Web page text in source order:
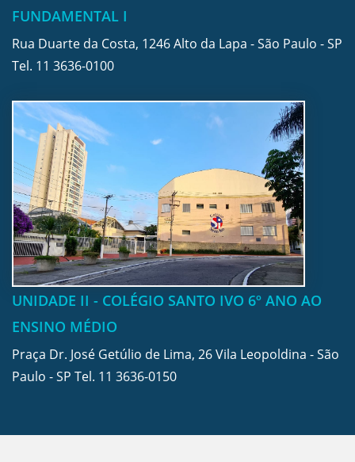
FUNDAMENTAL I
Rua Duarte da Costa, 1246 Alto da Lapa - São Paulo - SP
Tel. 11 3636-0100
UNIDADE II - COLÉGIO SANTO IVO 6º ANO AO
ENSINO MÉDIO
Praça Dr. José Getúlio de Lima, 26 Vila Leopoldina - São
Paulo - SP Tel. 11 3636-0150